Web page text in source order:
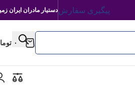
پیگیری سفارشدستیار مادران ایران
۰